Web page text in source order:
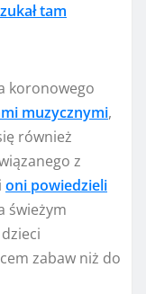
tam
koronowego
muzycznymi,
również
z
oni powiedzieli
świeżym
zabaw niż do